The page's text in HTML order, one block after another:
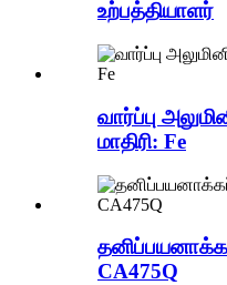
உற்பத்தியாளர்
வார்ப்பு
மாதிரி: Fe
CA475Q